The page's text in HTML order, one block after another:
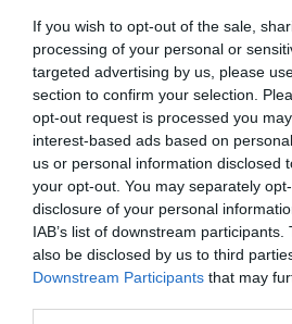
If you wish to opt-out of the sale,
processing of your personal or
targeted advertising by us, please
section to confirm your selection.
opt-out request is processed you
interest-based ads based on
us or personal information disclosed
your opt-out. You may separately
disclosure of your personal
IAB’s list of downstream
also be disclosed by us to third
Downstream Participants that may
Κάθε βδομάδα στο e-mail σας τα
την Τέχνη και τον Πολιτισμό!
Ακολουθήστε το